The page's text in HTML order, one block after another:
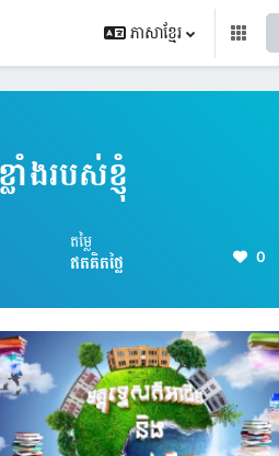
ភាសាខ្មែរ
ាំងរបស់ខ្ញុំ
តម្លៃ
ឥតគិតថ្លៃ 0